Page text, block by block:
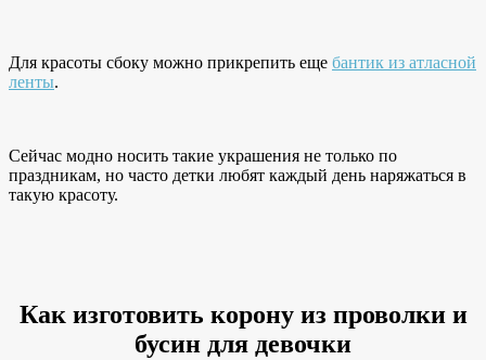
Для красоты сбоку можно прикрепить еще бантик из атласной
ленты.
Сейчас модно носить такие украшения не только по
праздникам, но часто детки любят каждый день наряжаться в
такую красоту.
Как изготовить корону из проволки и
бусин для девочки